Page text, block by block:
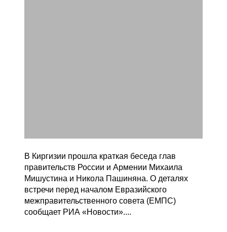
В Киргизии прошла краткая беседа глав
правительств России и Армении Михаила
Мишустина и Никола Пашиняна. О деталях
встречи перед началом Евразийского
межправительственного совета (ЕМПС)
сообщает РИА «Новости»....